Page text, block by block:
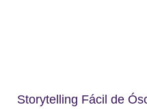
Storytelling Fácil de